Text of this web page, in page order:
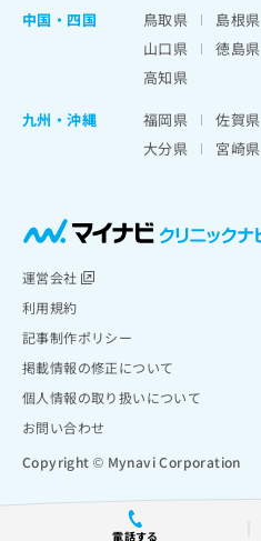
電話する
中国・四国
鳥取県 島根県
山口県
徳島県
高知県
九州・沖縄
福岡県 佐賀県
大分県
宮崎県
運営会社
利用規約
記事制作ポリシー
掲載情報の修正について
個人情報の取り扱いについて
お問い合わせ
Copyright © Mynavi Corporation